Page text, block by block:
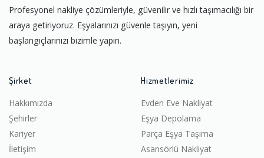
Profesyonel nakliye çözümleriyle, güvenilir ve hızlı taşımacılığı bir
araya getiriyoruz. Eşyalarınızı güvenle taşıyın, yeni
başlangıçlarınızı bizimle yapın.
Şirket
Hakkımızda
Şehirler
Kariyer
İletişim
Hizmetlerimiz
Evden Eve Nakliyat
Eşya Depolama
Parça Eşya Taşıma
Asansörlü Nakliyat